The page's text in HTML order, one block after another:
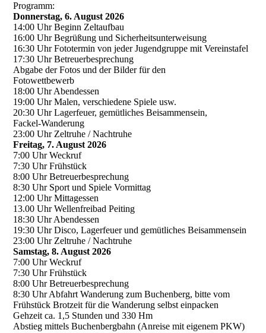
Programm:
Donnerstag, 6. August 2026
14:00 Uhr Beginn Zeltaufbau
16:00 Uhr Begrüßung und Sicherheitsunterweisung
16:30 Uhr Fototermin von jeder Jugendgruppe mit Vereinstafel
17:30 Uhr Betreuerbesprechung
Abgabe der Fotos und der Bilder für den
Fotowettbewerb
18:00 Uhr Abendessen
19:00 Uhr Malen, verschiedene Spiele usw.
20:30 Uhr Lagerfeuer, gemütliches Beisammensein,
Fackel-Wanderung
23:00 Uhr Zeltruhe / Nachtruhe
Freitag, 7. August 2026
7:00 Uhr Weckruf
7:30 Uhr Frühstück
8:00 Uhr Betreuerbesprechung
8:30 Uhr Sport und Spiele Vormittag
12:00 Uhr Mittagessen
13.00 Uhr Wellenfreibad Peiting
18:30 Uhr Abendessen
19:30 Uhr Disco, Lagerfeuer und gemütliches Beisammensein
23:00 Uhr Zeltruhe / Nachtruhe
Samstag, 8. August 2026
7:00 Uhr Weckruf
7:30 Uhr Frühstück
8:00 Uhr Betreuerbesprechung
8:30 Uhr Abfahrt Wanderung zum Buchenberg, bitte vom
Frühstück Brotzeit für die Wanderung selbst einpacken
Gehzeit ca. 1,5 Stunden und 330 Hm
Abstieg mittels Buchenbergbahn (Anreise mit eigenem PKW)